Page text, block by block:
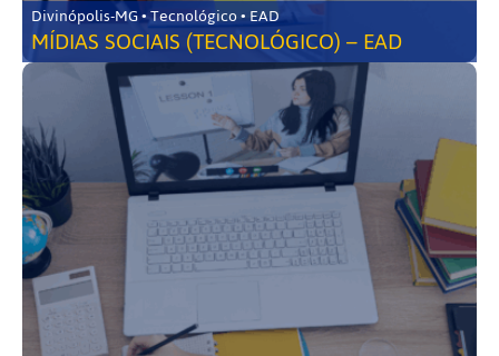
Divinópolis-MG • Tecnológico • EAD
MÍDIAS SOCIAIS (TECNOLÓGICO) – EAD